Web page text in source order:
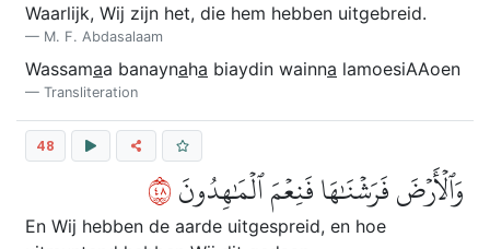
Waarlijk, Wij zijn het, die hem hebben uitgebreid.
M. F. Abdasalaam
Wassamaa banaynaha biaydin wainna lamoesiAAoen
Transliteration
48
وَٱلۡأَرۡضَ فَرَشۡنَٰهَا فَنِعۡمَ ٱلۡمَٰهِدُونَ٨٤
En Wij hebben de aarde uitgespreid, en hoe